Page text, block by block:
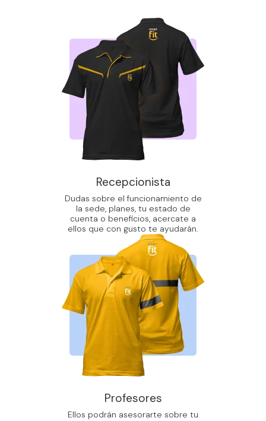
Recepcionista
Dudas sobre el funcionamiento de
la sede, planes, tu estado de
cuenta o beneficios, acercate a
ellos que con gusto te ayudarán.
Profesores
Ellos podrán asesorarte sobre tu